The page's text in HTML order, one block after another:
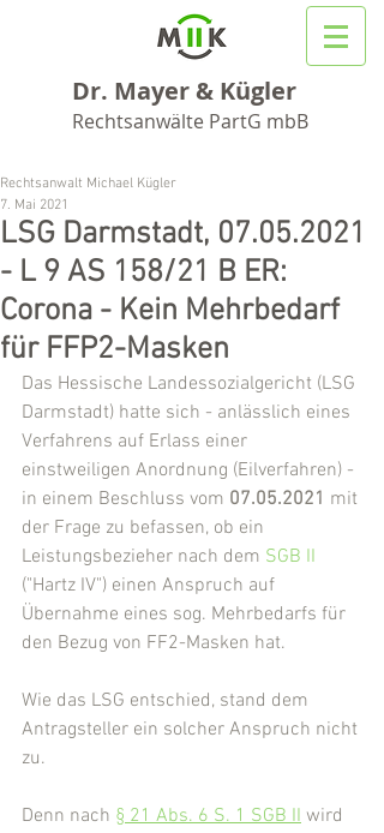
Dr. Mayer & Kügler
Rechtsanwälte PartG mbB
LSG Darmstadt, 07.05.2021
- L 9 AS 158/21 B ER:
Corona - Kein Mehrbedarf
für FFP2-Masken
Rechtsanwalt Michael Kügler
7. Mai 2021
Das Hessische Landessozialgericht (LSG
Darmstadt) hatte sich - anlässlich eines
Verfahrens auf Erlass einer
einstweiligen Anordnung (Eilverfahren) -
in einem Beschluss vom 07.05.2021 mit
der Frage zu befassen, ob ein
Leistungsbezieher nach dem SGB II
("Hartz IV") einen Anspruch auf
Übernahme eines sog. Mehrbedarfs für
den Bezug von FF2-Masken hat.
Wie das LSG entschied, stand dem
Antragsteller ein solcher Anspruch nicht
zu.
Denn nach § 21 Abs. 6 S. 1 SGB II wird